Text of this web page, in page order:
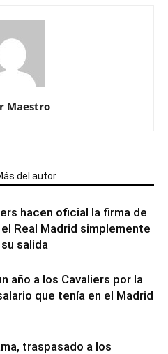
Maestro
del autor
hacen oficial la firma de
Real Madrid simplemente
salida
año a los Cavaliers por la
que tenía en el Madrid
traspasado a los